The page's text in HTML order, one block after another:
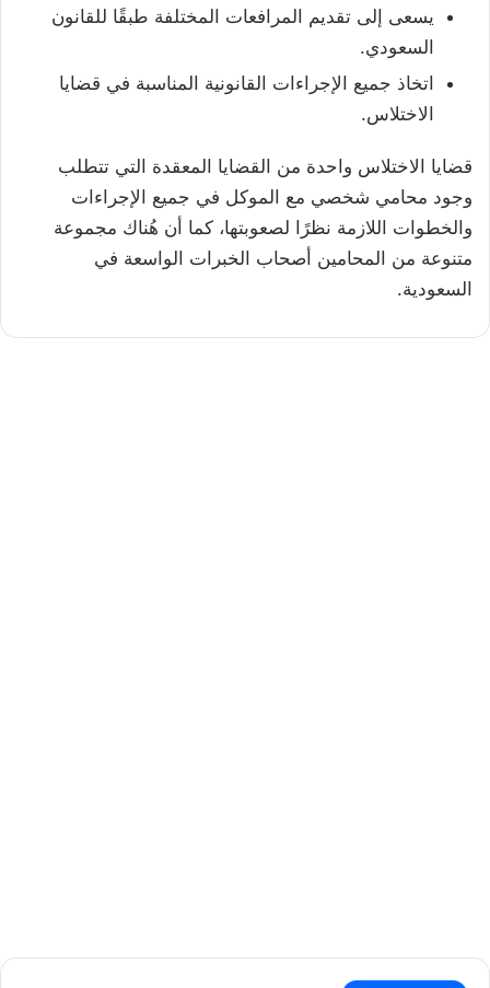
يسعى إلى تقديم المرافعات المختلفة طبقًا للقانون
السعودي.
اتخاذ جميع الإجراءات القانونية المناسبة في قضايا
الاختلاس.
قضايا الاختلاس واحدة من القضايا المعقدة التي تتطلب
وجود محامي شخصي مع الموكل في جميع الإجراءات
والخطوات اللازمة نظرًا لصعوبتها، كما أن هُناك مجموعة
متنوعة من المحامين أصحاب الخبرات الواسعة في
السعودية.